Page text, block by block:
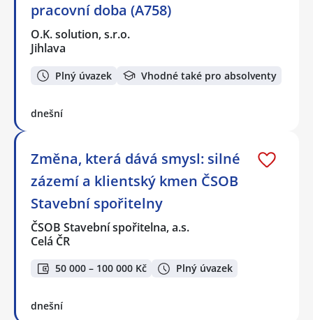
pracovní doba (A758)
O.K. solution, s.r.o.
Jihlava
Plný úvazek Vhodné také pro absolventy
dnešní
Změna, která dává smysl: silné
zázemí a klientský kmen ČSOB
Stavební spořitelny
ČSOB Stavební spořitelna, a.s.
Celá ČR
50 000 – 100 000 Kč Plný úvazek
dnešní